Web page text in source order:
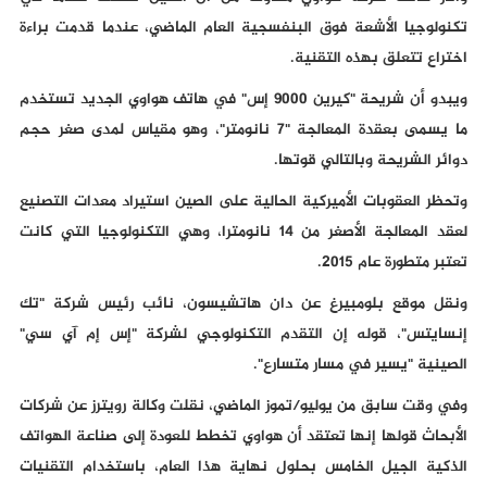
تكنولوجيا الأشعة فوق البنفسجية العام الماضي، عندما قدمت براءة
اختراع تتعلق بهذه التقنية.
ويبدو أن شريحة "كيرين 9000 إس" في هاتف هواوي الجديد تستخدم
ما يسمى بعقدة المعالجة "7 نانومتر"، وهو مقياس لمدى صغر حجم
دوائر الشريحة وبالتالي قوتها.
وتحظر العقوبات الأميركية الحالية على الصين استيراد معدات التصنيع
لعقد المعالجة الأصغر من 14 نانومترا، وهي التكنولوجيا التي كانت
تعتبر متطورة عام 2015.
ونقل موقع بلومبيرغ عن دان هاتشيسون، نائب رئيس شركة "تك
إنسايتس"، قوله إن التقدم التكنولوجي لشركة "إس إم آي سي"
الصينية "يسير في مسار متسارع".
وفي وقت سابق من يوليو/تموز الماضي، نقلت وكالة رويترز عن شركات
الأبحاث قولها إنها تعتقد أن هواوي تخطط للعودة إلى صناعة الهواتف
الذكية الجيل الخامس بحلول نهاية هذا العام، باستخدام التقنيات